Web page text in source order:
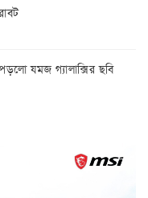
যমজ গ্যালাক্সির ছবি